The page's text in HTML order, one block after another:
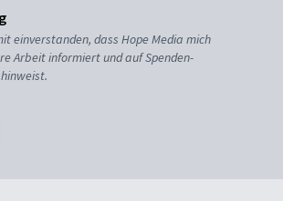
einverstanden, dass Hope Media mich
Arbeit informiert und auf Spenden-